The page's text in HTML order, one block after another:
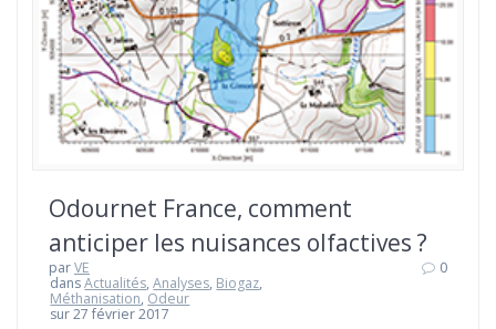
Odournet France, comment
anticiper les nuisances olfactives ?
parVE
dansActualités,Analyses, Biogaz,
Méthanisation, Odeur
sur 27 février 2017
0